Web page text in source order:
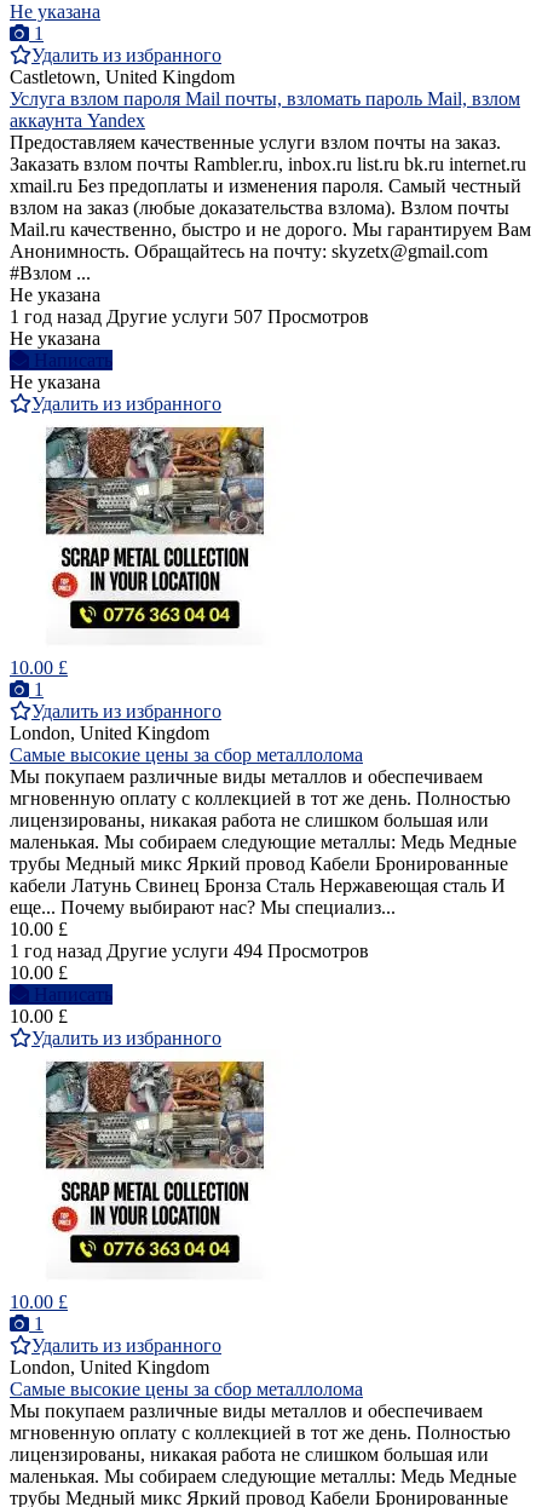
Не указана
1
Удалить из избранного
Castletown, United Kingdom
Услуга взлом пароля Mail почты, взломать пароль Mail, взлом
аккаунта Yandex
Предоставляем качественные услуги взлом почты на заказ.
Заказать взлoм почты Rambler.ru, inbox.ru list.ru bk.ru internet.ru
xmail.ru Без предоплаты и изменения пароля. Самый честный
взлом на заказ (любые доказательства взлома). Bзлом почты
Mail.ru качественно, быстро и не дорого. Мы гарантируем Вам
Анонимность. Обращайтесь на почту: skyzetx@gmail.com
#Взлом ...
Не указана
1 год назад Другие услуги 507 Просмотров
Не указана
Написать
Не указана
Удалить из избранного
10.00 £
1
Удалить из избранного
London, United Kingdom
Самые высокие цены за сбор металлолома
Мы покупаем различные виды металлов и обеспечиваем
мгновенную оплату с коллекцией в тот же день. Полностью
лицензированы, никакая работа не слишком большая или
маленькая. Мы собираем следующие металлы: Медь Медные
трубы Медный микс Яркий провод Кабели Бронированные
кабели Латунь Свинец Бронза Сталь Нержавеющая сталь И
еще... Почему выбирают нас? Мы специализ...
10.00 £
1 год назад Другие услуги 494 Просмотров
10.00 £
Написать
10.00 £
Удалить из избранного
10.00 £
1
Удалить из избранного
London, United Kingdom
Самые высокие цены за сбор металлолома
Мы покупаем различные виды металлов и обеспечиваем
мгновенную оплату с коллекцией в тот же день. Полностью
лицензированы, никакая работа не слишком большая или
маленькая. Мы собираем следующие металлы: Медь Медные
трубы Медный микс Яркий провод Кабели Бронированные